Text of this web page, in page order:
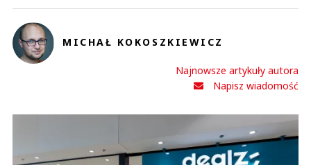
MICHAŁ KOKOSZKIEWICZ
Najnowsze artykuły autora
Napisz wiadomość